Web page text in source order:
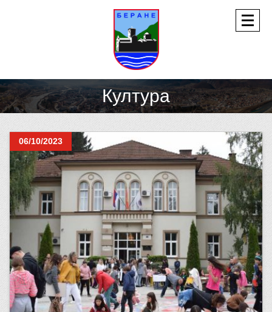
Култура
06/10/2023